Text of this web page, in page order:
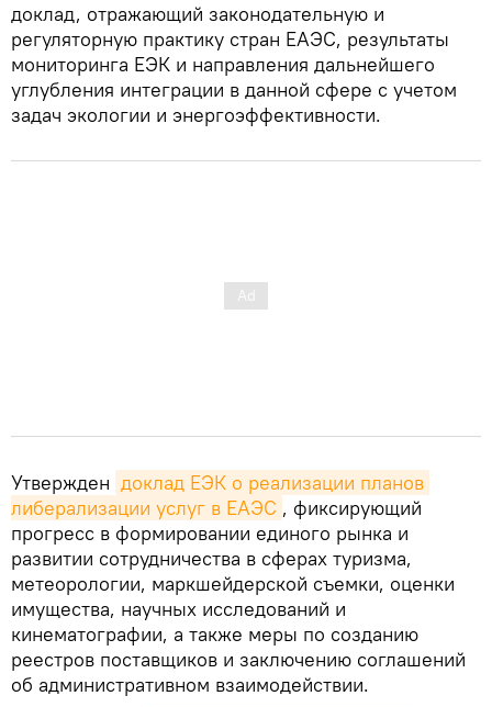
доклад, отражающий законодательную и
регуляторную практику стран ЕАЭС, результаты
мониторинга ЕЭК и направления дальнейшего
углубления интеграции в данной сфере с учетом
задач экологии и энергоэффективности.
Утвержден доклад ЕЭК о реализации планов
либерализации услуг в ЕАЭС , фиксирующий
прогресс в формировании единого рынка и
развитии сотрудничества в сферах туризма,
метеорологии, маркшейдерской съемки, оценки
имущества, научных исследований и
кинематографии, а также меры по созданию
реестров поставщиков и заключению соглашений
об административном взаимодействии.